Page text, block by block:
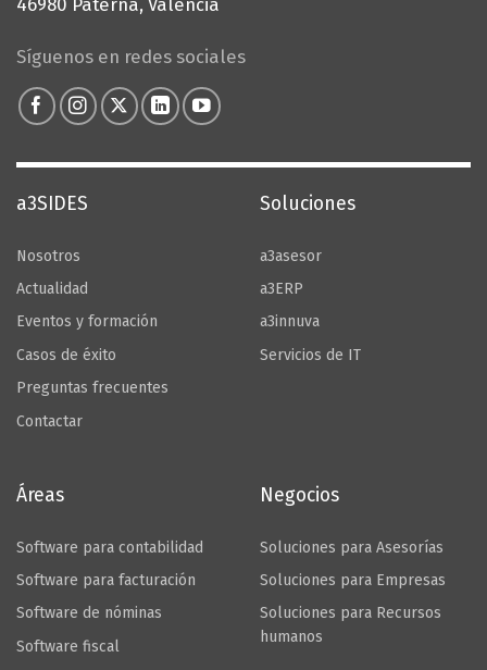
46980 Paterna, Valencia
Síguenos en redes sociales
a3SIDES
Nosotros
Actualidad
Eventos y formación
Casos de éxito
Preguntas frecuentes
Contactar
Soluciones
a3asesor
a3ERP
a3innuva
Servicios de IT
Áreas
Software para contabilidad
Software para facturación
Software de nóminas
Software fiscal
Negocios
Soluciones para Asesorías
Soluciones para Empresas
Soluciones para Recursos
humanos